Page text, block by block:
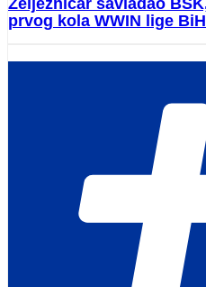
Željezničar savladao
prvog kola WWIN lige BiH